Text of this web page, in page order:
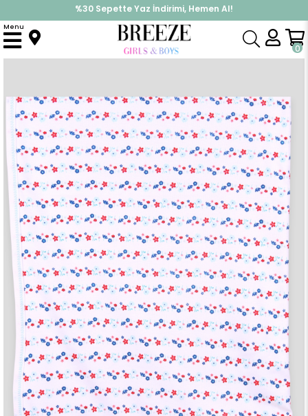
%30 Sepette Yaz İndirimi, Hemen Al!
İndirimlere ek %10 İndirimi Kap, Hemen Üye Ol!
0
Menu
Anasayfa Battaniye